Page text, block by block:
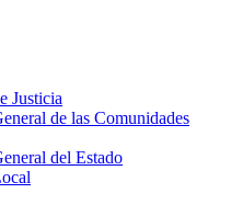
Justicia
de las Comunidades
del Estado